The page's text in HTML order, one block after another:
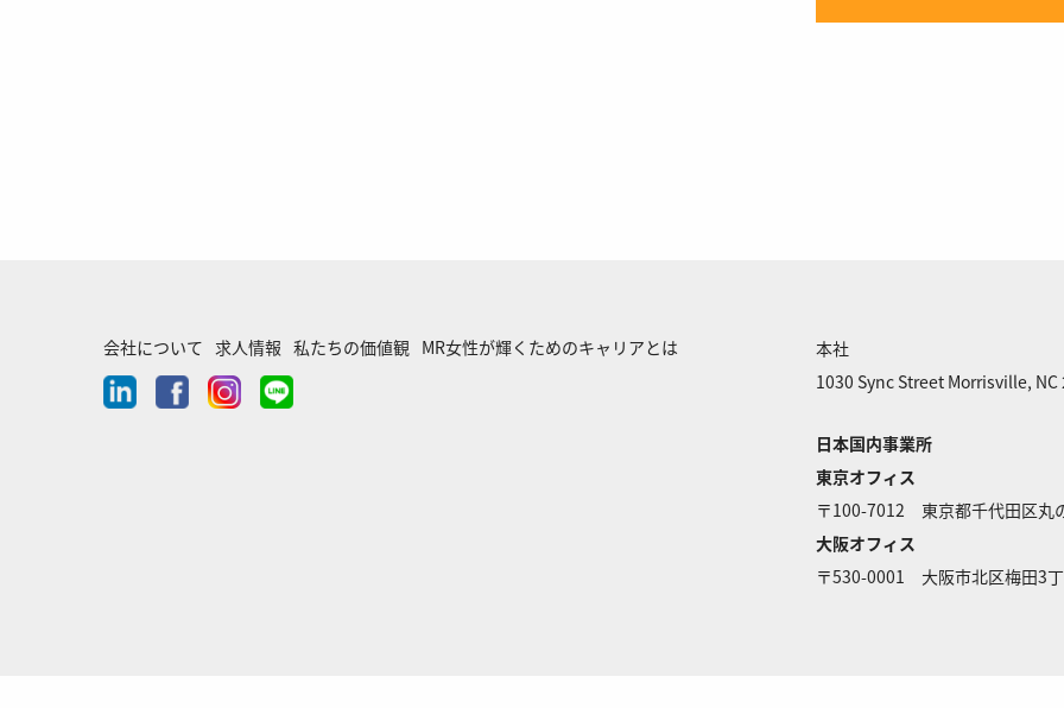
会社について 求人情報 私たちの価値観 MR女性が輝くためのキャリアとは
linkedinfacebookinstagram
line-
本社
1030 Sync Street Morrisville, NC
日本国内事業所
東京オフィス
〒100-7012 東京都千代田区
大阪オフィス
〒530-0001 大阪市北区梅田